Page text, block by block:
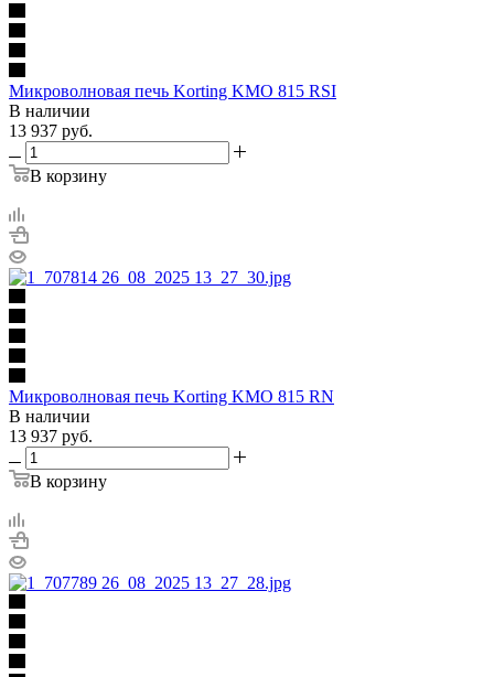
Микроволновая печь Korting KMO 815 RSI
В наличии
13 937 руб.
В корзину
Микроволновая печь Korting KMO 815 RN
В наличии
13 937 руб.
В корзину